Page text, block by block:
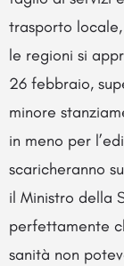
trasporto
le regioni si
26 febbraio,
minore
in meno per
scaricheranno
il Ministro della
perfettamente
sanità non